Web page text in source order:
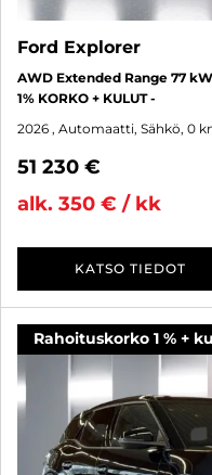
Ford Explorer
AWD Extended Range 77
1% KORKO + KULUT -
2026 , Automaatti, Sähkö, 0
51 230 €
alk. 350 € / kk
KATSO TIEDOT
Rahoituskorko 1 % +